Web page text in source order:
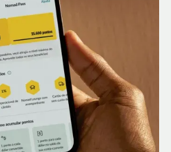
de Guarulhos